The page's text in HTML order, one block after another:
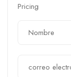
Pricing